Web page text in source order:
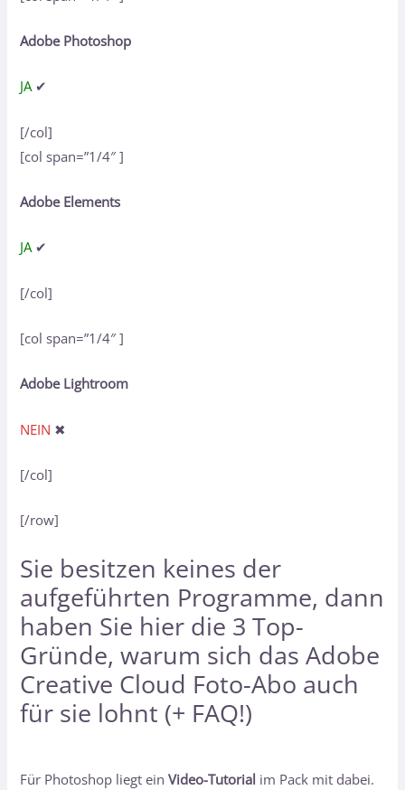
Adobe Photoshop
JA ✔
[/col]
[col span=”1/4″ ]
Adobe Elements
JA ✔
[/col]
[col span=”1/4″ ]
Adobe Lightroom
NEIN ✖
[/col]
[/row]
Sie besitzen keines der
aufgeführten Programme, dann
haben Sie hier die 3 Top-
Gründe, warum sich das Adobe
Creative Cloud Foto-Abo auch
für sie lohnt (+ FAQ!)
Für Photoshop liegt einVideo-Tutorial im Pack mit dabei.